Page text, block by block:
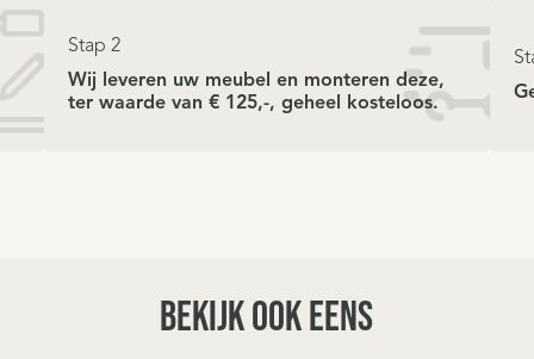
en een soepel
comfortzones
steviger waar het
en het
een elastische,
een uitmuntend goede
Stap 2
Wij leveren uw meubel en monteren deze,
ter waarde van € 125,-, geheel kosteloos.
BEKIJK OOK EENS